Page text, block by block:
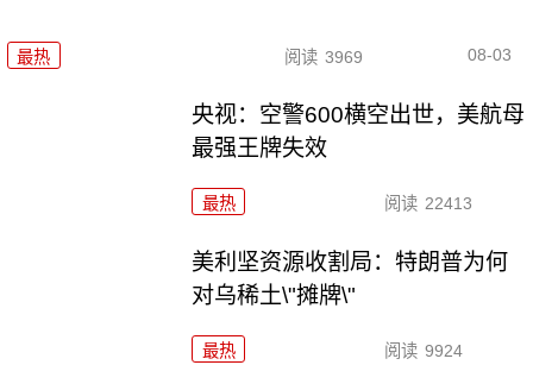
最热 阅读 3969 08-03
央视：空警600横空出世，美航母
最强王牌失效
最热 阅读 22413
美利坚资源收割局：特朗普为何
对乌稀土\"摊牌\"
最热 阅读 9924